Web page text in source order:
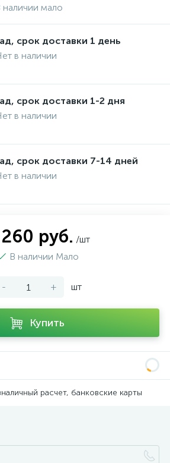
наличии мало
срок доставки 1 день
в наличии
срок доставки 1-2 дня
в наличии
срок доставки 7-14 дней
в наличии
руб. /шт
В наличии Мало
- + шт
Купить
расчет, банковские карты